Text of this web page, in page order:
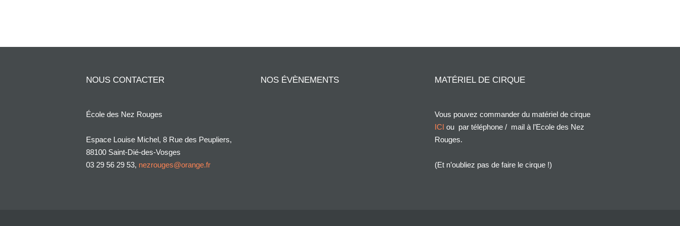
NOUS CONTACTER
École des Nez Rouges
Espace Louise Michel, 8 Rue des Peupliers,
88100 Saint-Dié-des-Vosges
03 29 56 29 53, nezrouges@orange.fr
NOS ÉVÈNEMENTS MATÉRIEL DE CIRQUE
Vous pouvez commander du matériel de cirque
ICI ou par téléphone / mail à l’Ecole des Nez
Rouges.
(Et n’oubliez pas de faire le cirque !)